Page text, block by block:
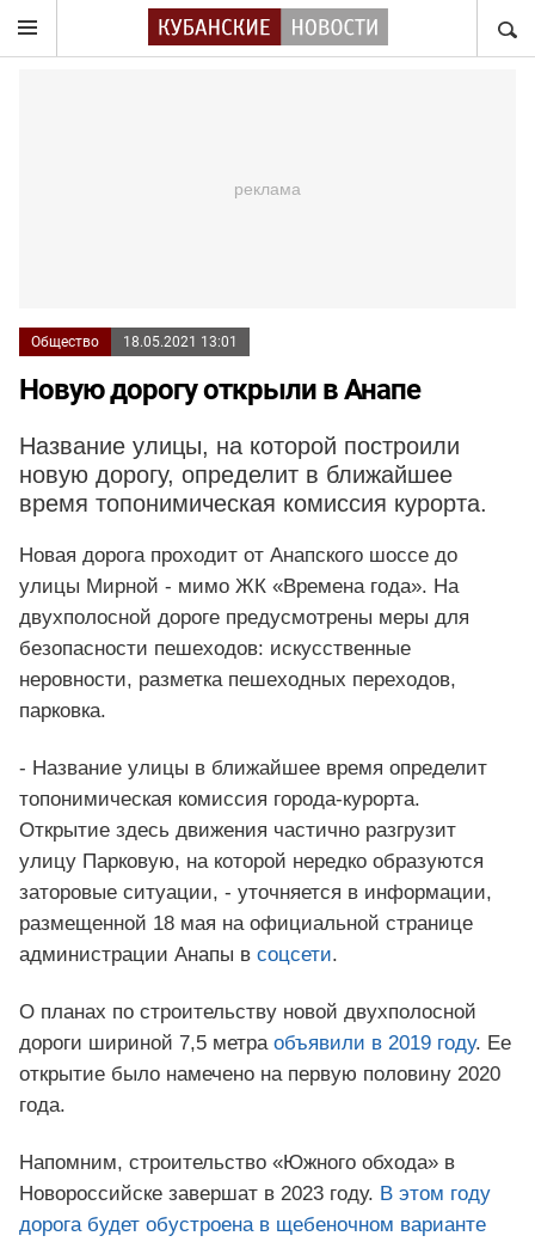
Общество 18.05.2021 13:01
Новую дорогу открыли в Анапе
Название улицы, на которой построили
новую дорогу, определит в ближайшее
время топонимическая комиссия курорта.
Новая дорога проходит от Анапского шоссе до
улицы Мирной - мимо ЖК «Времена года». На
двухполосной дороге предусмотрены меры для
безопасности пешеходов: искусственные
неровности, разметка пешеходных переходов,
парковка.
- Название улицы в ближайшее время определит
топонимическая комиссия города-курорта.
Открытие здесь движения частично разгрузит
улицу Парковую, на которой нередко образуются
заторовые ситуации, - уточняется в информации,
размещенной 18 мая на официальной странице
администрации Анапы в соцсети.
О планах по строительству новой двухполосной
дороги шириной 7,5 метраобъявили в 2019 году. Ее
открытие было намечено на первую половину 2020
года.
Напомним, строительство «Южного обхода» в
Новороссийске завершат в 2023 году. В этом году
дорога будет обустроена в щебеночном варианте